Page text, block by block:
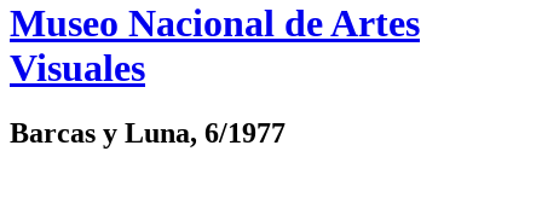
Logo
MNAV
Museo Nacional de Artes
Visuales
Barcas y Luna, 6/1977